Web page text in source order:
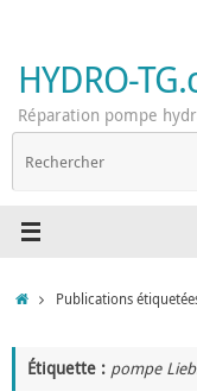
contenu
HYDRO-
Réparation pompe
AccueilPublications
Étiquette : pompe